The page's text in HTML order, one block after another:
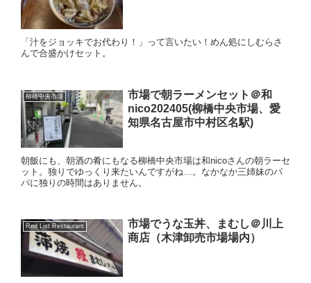
「汁をジョッキでお代わり！」って言いたい！めん処にしむらさ
んで合盛かけセット。
柳橋中央市場
市場で朝ラーメンセット＠和
nico202405(柳橋中央市場、愛
知県名古屋市中村区名駅)
朝飯にも、朝酒の肴にもなる柳橋中央市場は和nicoさんの朝ラーセ
ット。独りでゆっくり来たいんですがね…。なかなか三姉妹のパ
パに独りの時間はありません。
Red List Restaurant
市場でうな玉丼、まむし＠川上
商店（木津卸売市場場内）